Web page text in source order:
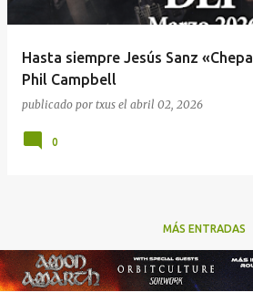
Hasta siempre Jesús Sanz
Phil Campbell
publicado por txus el abril 02, 2026
0
MÁS ENTRADAS